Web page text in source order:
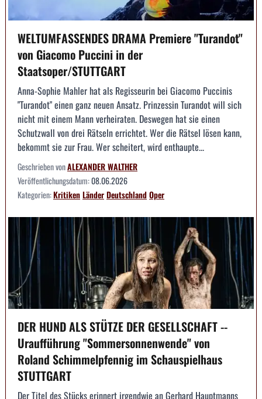
WELTUMFASSENDES DRAMA Premiere "Turandot"
von Giacomo Puccini in der
Staatsoper/STUTTGART
Anna-Sophie Mahler hat als Regisseurin bei Giacomo Puccinis
"Turandot" einen ganz neuen Ansatz. Prinzessin Turandot will sich
nicht mit einem Mann verheiraten. Deswegen hat sie einen
Schutzwall von drei Rätseln errichtet. Wer die Rätsel lösen kann,
bekommt sie zur Frau. Wer scheitert, wird enthaupte...
Geschrieben vonALEXANDER WALTHER
Veröffentlichungsdatum:08.06.2026
Kategorien:KritikenLänderDeutschlandOper
DER HUND ALS STÜTZE DER GESELLSCHAFT --
Uraufführung "Sommersonnenwende" von
Roland Schimmelpfennig im Schauspielhaus
STUTTGART
Der Titel des Stücks erinnert irgendwie an Gerhard Hauptmanns